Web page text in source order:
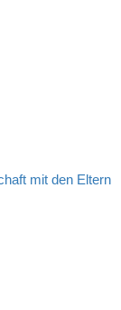
mit den Eltern